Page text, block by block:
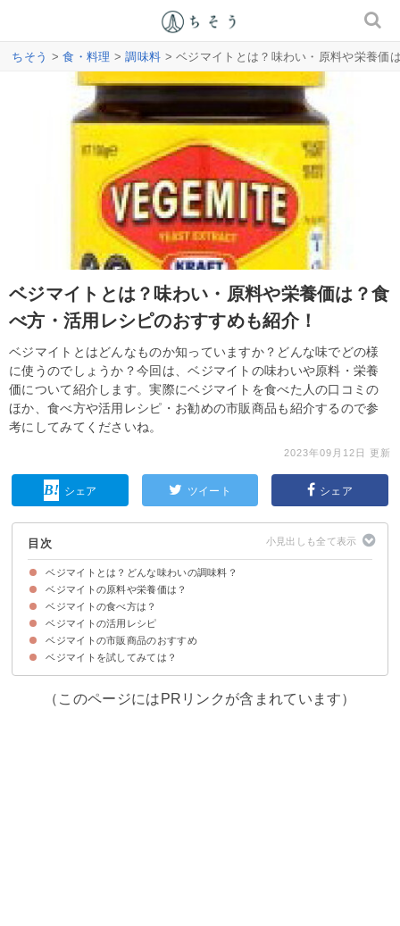
ちそう >食・料理 >調味料 > ベジマイトとは？味わい・原料や栄養価
ベジマイトとは？味わい・原料や栄養価は？食
べ方・活用レシピのおすすめも紹介！
ベジマイトとはどんなものか知っていますか？どんな味でどの様
に使うのでしょうか？今回は、ベジマイトの味わいや原料・栄養
価について紹介します。実際にベジマイトを食べた人の口コミの
ほか、食べ方や活用レシピ・お勧めの市販商品も紹介するので参
考にしてみてくださいね。
2023年09月12日 更新
シェア ツイート シェア
目次
ベジマイトとは？どんな味わいの調味料？
ベジマイトはオーストラリア発祥の発酵調味料
ベジマイトはどんな味？香りは？
ベジマイトの原料や栄養価は？
ベジマイトの原料は塩と酵母菌
ベジマイトの栄養価・効能
ベジマイトの食べ方は？
ベジマイトの活用レシピ
①ベジマイト・トースト
②ベジマイトチキン
③ベジマイトとチーズのツイストパイ
ベジマイトの市販商品のおすすめ
①VEGEMITE ベジマイト 220g（699円）
②ベジマイト2サーブポーション60個入り（1,929円）
ベジマイトを試してみては？
（このページにはPRリンクが含まれています）